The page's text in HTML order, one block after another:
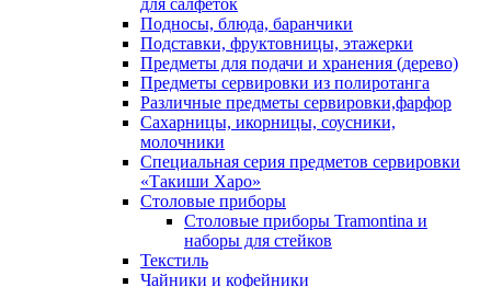
для салфеток
Подносы, блюда, баранчики
Подставки, фруктовницы, этажерки
Предметы для подачи и хранения (дерево)
Предметы сервировки из полиротанга
Различные предметы сервировки,фарфор
Сахарницы, икорницы, соусники,
молочники
Специальная серия предметов сервировки
«Такиши Харо»
Столовые приборы
Столовые приборы Trаmоntina и
наборы для стейков
Текстиль
Чайники и кофейники